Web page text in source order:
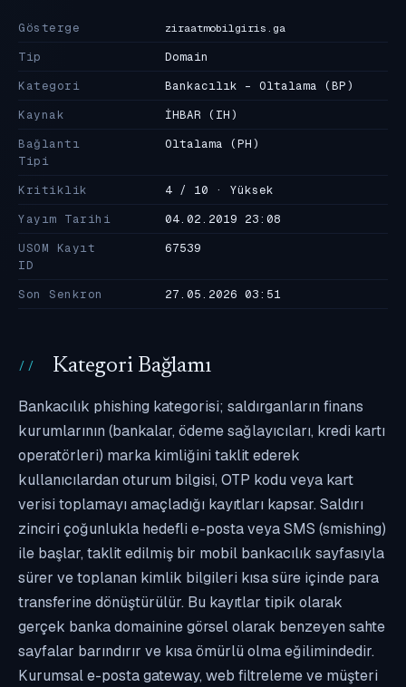
Gösterge ziraatmobilgiris.ga
Tip
Domain
Kategori
Bankacılık - Oltalama (BP)
Kaynak
İHBAR (IH)
Bağlantı
Tipi
Oltalama (PH)
Kritiklik
4 / 10 · Yüksek
Yayım Tarihi
04.02.2019 23:08
USOM Kayıt
ID
67539
Son Senkron 27.05.2026 03:51
Kategori Bağlamı
Bankacılık phishing kategorisi; saldırganların finans
kurumlarının (bankalar, ödeme sağlayıcıları, kredi kartı
operatörleri) marka kimliğini taklit ederek
kullanıcılardan oturum bilgisi, OTP kodu veya kart
verisi toplamayı amaçladığı kayıtları kapsar. Saldırı
zinciri çoğunlukla hedefli e-posta veya SMS (smishing)
ile başlar, taklit edilmiş bir mobil bankacılık sayfasıyla
sürer ve toplanan kimlik bilgileri kısa süre içinde para
transferine dönüştürülür. Bu kayıtlar tipik olarak
gerçek banka domainine görsel olarak benzeyen sahte
sayfalar barındırır ve kısa ömürlü olma eğilimindedir.
Kurumsal e-posta gateway, web filtreleme ve müşteri